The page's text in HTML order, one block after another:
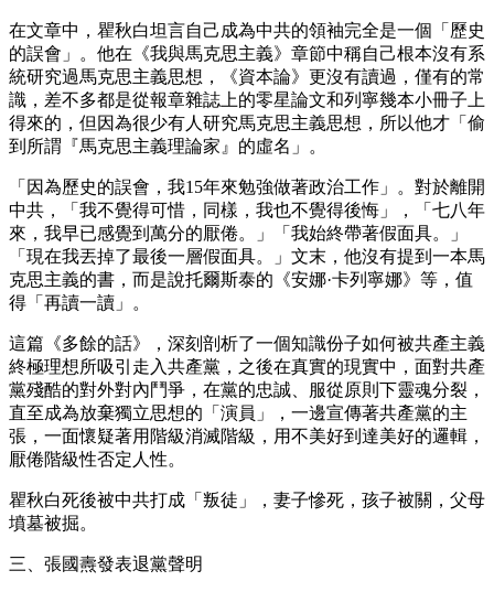
在文章中，瞿秋白坦言自己成為中共的領袖完全是一個「歷史
的誤會」。他在《我與馬克思主義》章節中稱自己根本沒有系
統研究過馬克思主義思想，《資本論》更沒有讀過，僅有的常
識，差不多都是從報章雜誌上的零星論文和列寧幾本小冊子上
得來的，但因為很少有人研究馬克思主義思想，所以他才「偷
到所謂『馬克思主義理論家』的虛名」。
「因為歷史的誤會，我15年來勉強做著政治工作」。對於離開
中共，「我不覺得可惜，同樣，我也不覺得後悔」，「七八年
來，我早已感覺到萬分的厭倦。」「我始終帶著假面具。」
「現在我丟掉了最後一層假面具。」文末，他沒有提到一本馬
克思主義的書，而是說托爾斯泰的《安娜·卡列寧娜》等，值
得「再讀一讀」。
這篇《多餘的話》，深刻剖析了一個知識份子如何被共產主義
終極理想所吸引走入共產黨，之後在真實的現實中，面對共產
黨殘酷的對外對內鬥爭，在黨的忠誠、服從原則下靈魂分裂，
直至成為放棄獨立思想的「演員」，一邊宣傳著共產黨的主
張，一面懷疑著用階級消滅階級，用不美好到達美好的邏輯，
厭倦階級性否定人性。
瞿秋白死後被中共打成「叛徒」，妻子慘死，孩子被關，父母
墳墓被掘。
三、張國燾發表退黨聲明